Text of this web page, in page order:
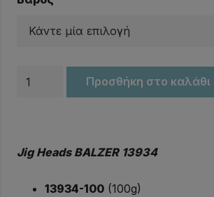
Μολυβοκεφαλές
13934
Προσθήκη στο καλάθι
Jig Heads BALZER 13934
13934-100 (100g)